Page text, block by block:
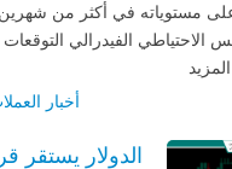
مستوياته في أكثر من
الفيدرالي التوقعات
أخبار
الدولار يستقر